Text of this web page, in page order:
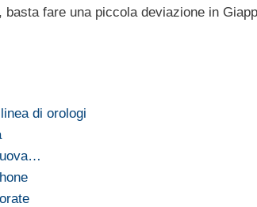
fare una piccola deviazione in
di orologi